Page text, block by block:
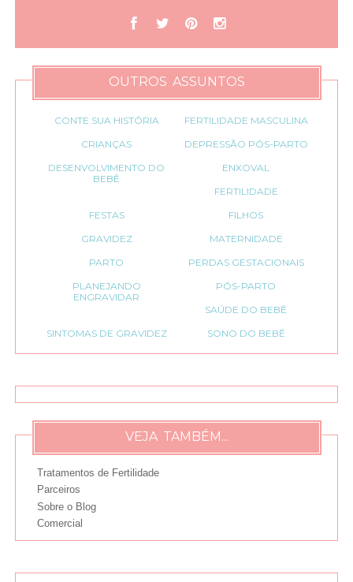
OUTROS ASSUNTOS
CONTE SUA HISTÓRIA
FERTILIDADE MASCULINA
CRIANÇAS
DEPRESSÃO PÓS-PARTO
DESENVOLVIMENTO DO
BEBÊ
ENXOVAL
FERTILIDADE
FESTAS
FILHOS
GRAVIDEZ
MATERNIDADE
PARTO
PERDAS GESTACIONAIS
PLANEJANDO
ENGRAVIDAR
PÓS-PARTO
SAÚDE DO BEBÊ
SINTOMAS DE GRAVIDEZ
SONO DO BEBÊ
VEJA TAMBÉM...
Tratamentos de Fertilidade
Parceiros
Sobre o Blog
Comercial